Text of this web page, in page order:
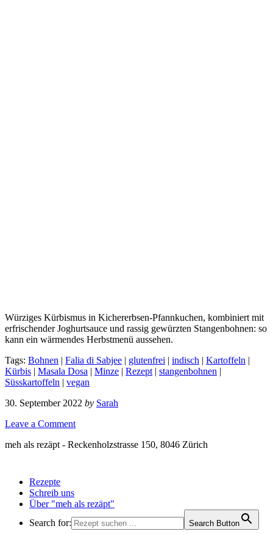
Würziges Kürbismus in Kichererbsen-Pfannkuchen, kombiniert mit
erfrischender Joghurtsauce und rassig gewürzten Stangenbohnen: so
kann ein wärmendes Herbstmenü aussehen.
Tags: Bohnen | Falia di Sabjee | glutenfrei | indisch | Kartoffeln |
Kürbis | Masala Dosa | Minze | Rezept | stangenbohnen |
Süsskartoffeln | vegan
30. September 2022 by Sarah
Leave a Comment
meh als rezäpt - Reckenholzstrasse 150, 8046 Zürich
Rezepte
Schreib uns
Über "meh als rezäpt"
Search for:
Search Button